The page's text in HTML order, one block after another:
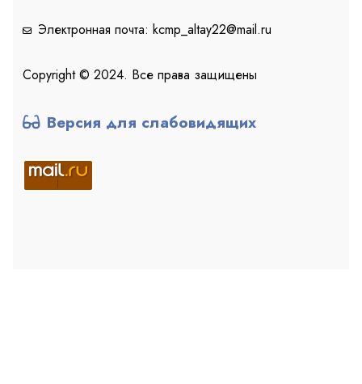
Электронная почта: kcmp_altay22@mail.ru
Copyright © 2024. Все права защищены
Версия для слабовидящих